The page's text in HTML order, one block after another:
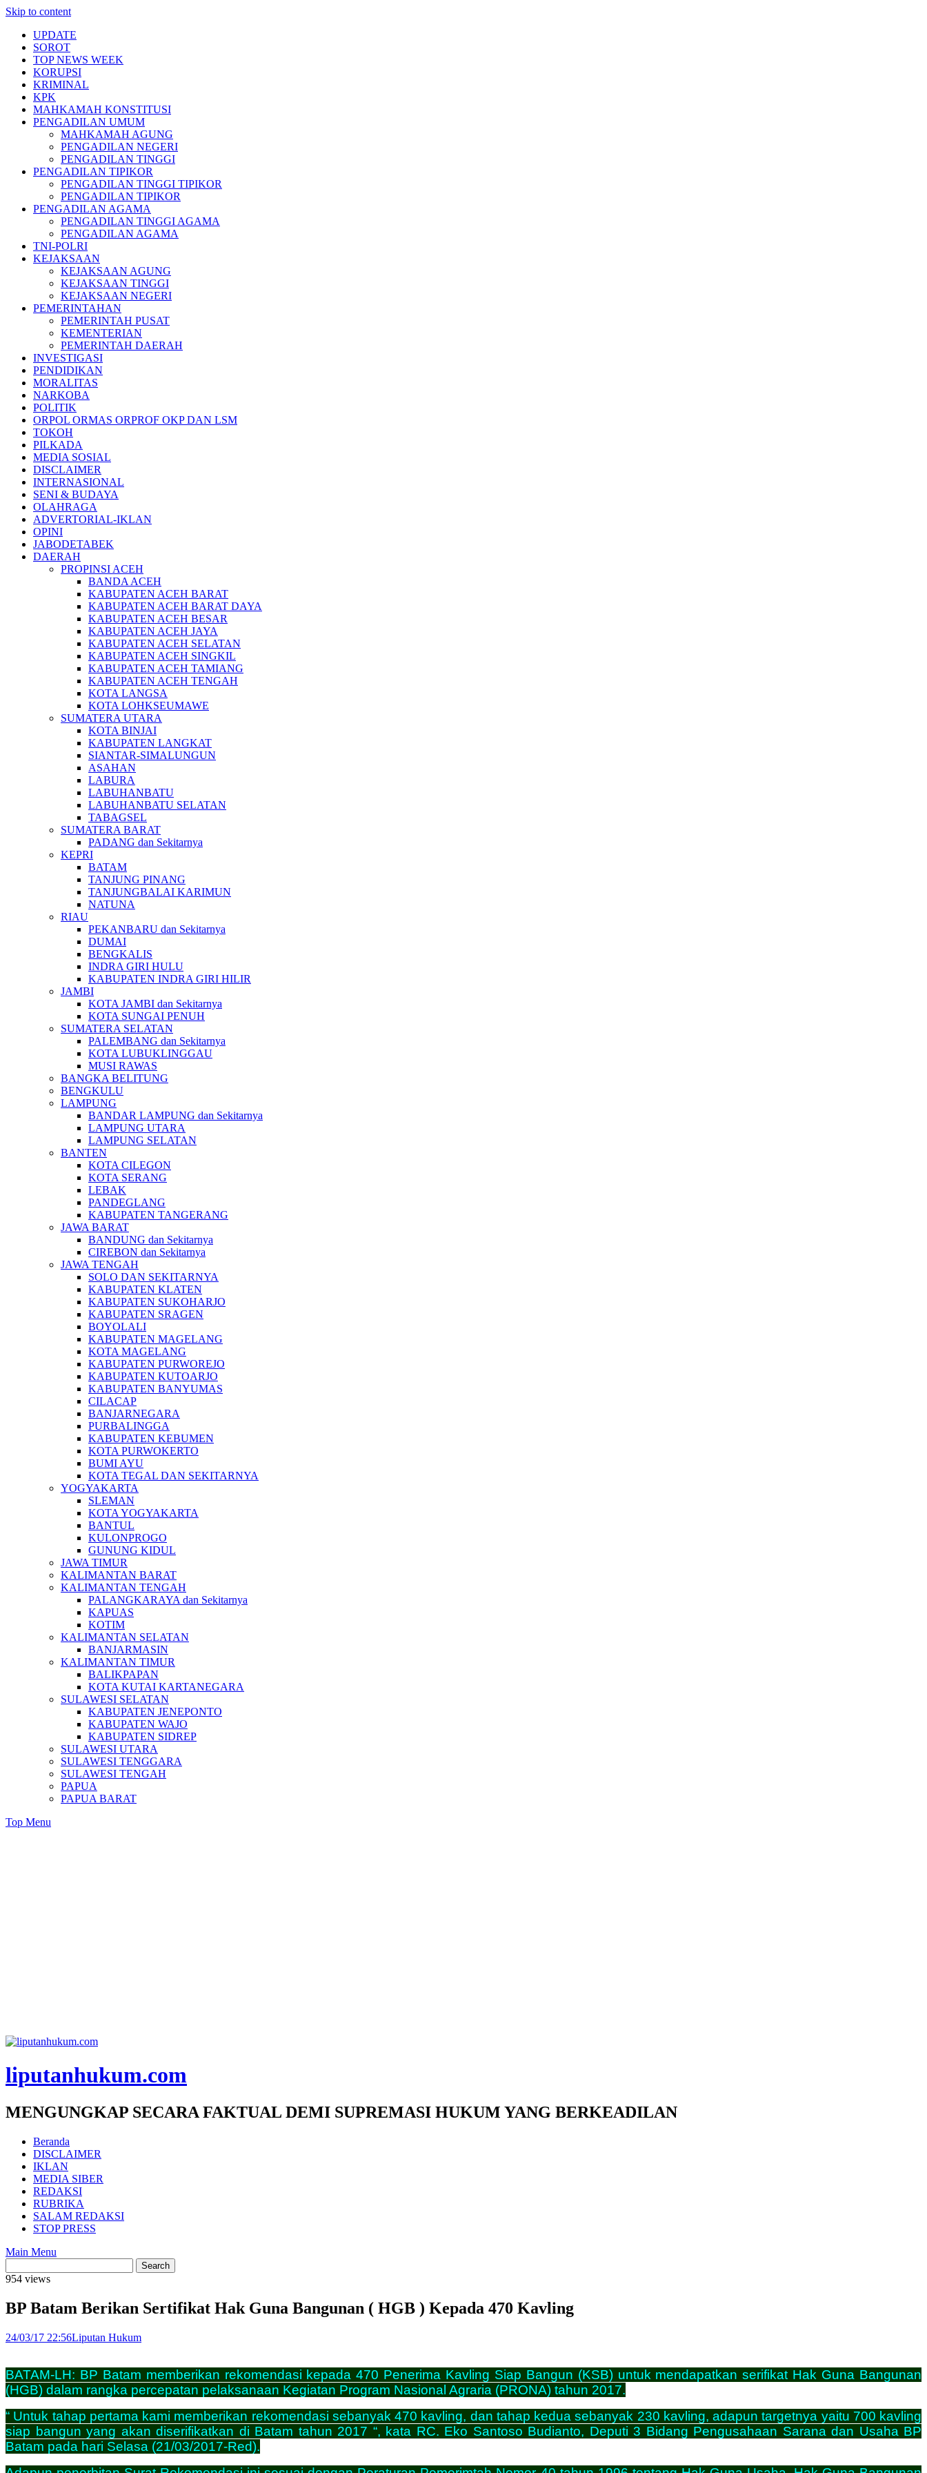
Skip to content
UPDATE
SOROT
TOP NEWS WEEK
KORUPSI
KRIMINAL
KPK
MAHKAMAH KONSTITUSI
PENGADILAN UMUM
MAHKAMAH AGUNG
PENGADILAN NEGERI
PENGADILAN TINGGI
PENGADILAN TIPIKOR
PENGADILAN TINGGI TIPIKOR
PENGADILAN TIPIKOR
PENGADILAN AGAMA
PENGADILAN TINGGI AGAMA
PENGADILAN AGAMA
TNI-POLRI
KEJAKSAAN
KEJAKSAAN AGUNG
KEJAKSAAN TINGGI
KEJAKSAAN NEGERI
PEMERINTAHAN
PEMERINTAH PUSAT
KEMENTERIAN
PEMERINTAH DAERAH
INVESTIGASI
PENDIDIKAN
MORALITAS
NARKOBA
POLITIK
ORPOL ORMAS ORPROF OKP DAN LSM
TOKOH
PILKADA
MEDIA SOSIAL
DISCLAIMER
INTERNASIONAL
SENI & BUDAYA
OLAHRAGA
ADVERTORIAL-IKLAN
OPINI
JABODETABEK
DAERAH
PROPINSI ACEH
BANDA ACEH
KABUPATEN ACEH BARAT
KABUPATEN ACEH BARAT DAYA
KABUPATEN ACEH BESAR
KABUPATEN ACEH JAYA
KABUPATEN ACEH SELATAN
KABUPATEN ACEH SINGKIL
KABUPATEN ACEH TAMIANG
KABUPATEN ACEH TENGAH
KOTA LANGSA
KOTA LOHKSEUMAWE
SUMATERA UTARA
KOTA BINJAI
KABUPATEN LANGKAT
SIANTAR-SIMALUNGUN
ASAHAN
LABURA
LABUHANBATU
LABUHANBATU SELATAN
TABAGSEL
SUMATERA BARAT
PADANG dan Sekitarnya
KEPRI
BATAM
TANJUNG PINANG
TANJUNGBALAI KARIMUN
NATUNA
RIAU
PEKANBARU dan Sekitarnya
DUMAI
BENGKALIS
INDRA GIRI HULU
KABUPATEN INDRA GIRI HILIR
JAMBI
KOTA JAMBI dan Sekitarnya
KOTA SUNGAI PENUH
SUMATERA SELATAN
PALEMBANG dan Sekitarnya
KOTA LUBUKLINGGAU
MUSI RAWAS
BANGKA BELITUNG
BENGKULU
LAMPUNG
BANDAR LAMPUNG dan Sekitarnya
LAMPUNG UTARA
LAMPUNG SELATAN
BANTEN
KOTA CILEGON
KOTA SERANG
LEBAK
PANDEGLANG
KABUPATEN TANGERANG
JAWA BARAT
BANDUNG dan Sekitarnya
CIREBON dan Sekitarnya
JAWA TENGAH
SOLO DAN SEKITARNYA
KABUPATEN KLATEN
KABUPATEN SUKOHARJO
KABUPATEN SRAGEN
BOYOLALI
KABUPATEN MAGELANG
KOTA MAGELANG
KABUPATEN PURWOREJO
KABUPATEN KUTOARJO
KABUPATEN BANYUMAS
CILACAP
BANJARNEGARA
PURBALINGGA
KABUPATEN KEBUMEN
KOTA PURWOKERTO
BUMI AYU
KOTA TEGAL DAN SEKITARNYA
YOGYAKARTA
SLEMAN
KOTA YOGYAKARTA
BANTUL
KULONPROGO
GUNUNG KIDUL
JAWA TIMUR
KALIMANTAN BARAT
KALIMANTAN TENGAH
PALANGKARAYA dan Sekitarnya
KAPUAS
KOTIM
KALIMANTAN SELATAN
BANJARMASIN
KALIMANTAN TIMUR
BALIKPAPAN
KOTA KUTAI KARTANEGARA
SULAWESI SELATAN
KABUPATEN JENEPONTO
KABUPATEN WAJO
KABUPATEN SIDREP
SULAWESI UTARA
SULAWESI TENGGARA
SULAWESI TENGAH
PAPUA
PAPUA BARAT
Top Menu
liputanhukum.com
MENGUNGKAP SECARA FAKTUAL DEMI SUPREMASI HUKUM YANG BERKEADILAN
Beranda
DISCLAIMER
IKLAN
MEDIA SIBER
REDAKSI
RUBRIKA
SALAM REDAKSI
STOP PRESS
Main Menu
954 views
BP Batam Berikan Sertifikat Hak Guna Bangunan ( HGB ) Kepada 470 Kavling
24/03/17 22:56Liputan Hukum
BATAM-LH: BP Batam memberikan rekomendasi kepada 470 Penerima Kavling Siap Bangun (KSB) untuk mendapatkan serifikat Hak Guna Bangunan
(HGB) dalam rangka percepatan pelaksanaan Kegiatan Program Nasional Agraria (PRONA) tahun 2017.
“ Untuk tahap pertama kami memberikan rekomendasi sebanyak 470 kavling, dan tahap kedua sebanyak 230 kavling, adapun targetnya yaitu 700 kavling
siap bangun yang akan diserifikatkan di Batam tahun 2017 “, kata RC. Eko Santoso Budianto, Deputi 3 Bidang Pengusahaan Sarana dan Usaha BP
Batam pada hari Selasa (21/03/2017-Red).